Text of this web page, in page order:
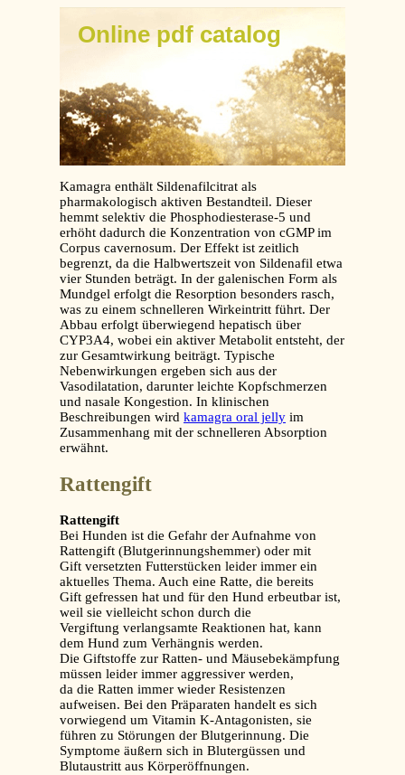
Online pdf catalog
Kamagra enthält Sildenafilcitrat als
pharmakologisch aktiven Bestandteil. Dieser
hemmt selektiv die Phosphodiesterase-5 und
erhöht dadurch die Konzentration von cGMP im
Corpus cavernosum. Der Effekt ist zeitlich
begrenzt, da die Halbwertszeit von Sildenafil etwa
vier Stunden beträgt. In der galenischen Form als
Mundgel erfolgt die Resorption besonders rasch,
was zu einem schnelleren Wirkeintritt führt. Der
Abbau erfolgt überwiegend hepatisch über
CYP3A4, wobei ein aktiver Metabolit entsteht, der
zur Gesamtwirkung beiträgt. Typische
Nebenwirkungen ergeben sich aus der
Vasodilatation, darunter leichte Kopfschmerzen
und nasale Kongestion. In klinischen
Beschreibungen wird kamagra oral jelly im
Zusammenhang mit der schnelleren Absorption
erwähnt.
Rattengift
Rattengift
Bei Hunden ist die Gefahr der Aufnahme von
Rattengift (Blutgerinnungshemmer) oder mit
Gift versetzten Futterstücken leider immer ein
aktuelles Thema. Auch eine Ratte, die bereits
Gift gefressen hat und für den Hund erbeutbar ist,
weil sie vielleicht schon durch die
Vergiftung verlangsamte Reaktionen hat, kann
dem Hund zum Verhängnis werden.
Die Giftstoffe zur Ratten- und Mäusebekämpfung
müssen leider immer aggressiver werden,
da die Ratten immer wieder Resistenzen
aufweisen. Bei den Präparaten handelt es sich
vorwiegend um Vitamin K-Antagonisten, sie
führen zu Störungen der Blutgerinnung. Die
Symptome äußern sich in Blutergüssen und
Blutaustritt aus Körperöffnungen.